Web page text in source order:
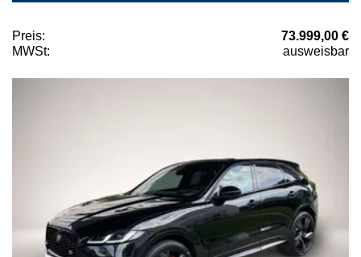
Preis:
73.999,00 €
MWSt:
ausweisbar